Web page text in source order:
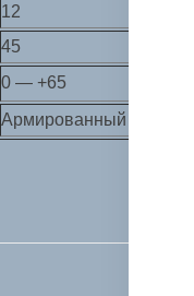
12
45
0 — +65
Армированный ПВХ